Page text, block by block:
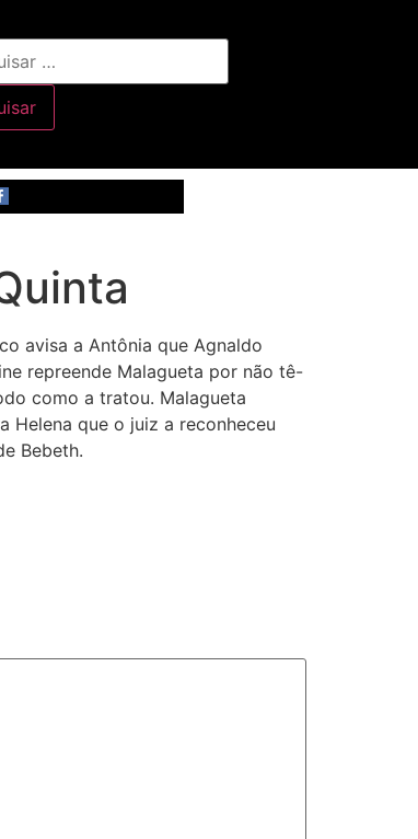
avisa a Antônia que Agnaldo
repreende Malagueta por não tê-
como a tratou. Malagueta
Helena que o juiz a reconheceu
Bebeth.